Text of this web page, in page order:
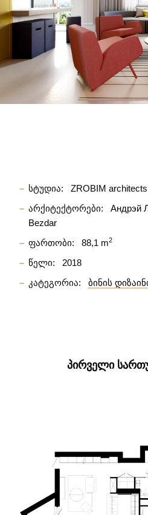
სტუდია:
ZROBIM architects
არქიტექტორები:
Андрэй
Bezdar
ფართობი:
88,1 m2
წელი:
2018
კატეგორია:
ბინის
ᲞᲘᲠᲕᲔᲚᲘ